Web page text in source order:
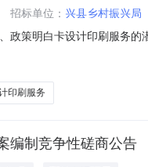
招标单位： 兴县乡村振兴局
政策明白卡设计印刷服务
1-000206-001；ZFCG-
印刷服务
编制竞争性磋商公告